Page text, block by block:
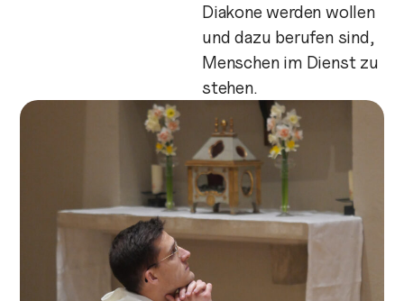
Diakone werden wollen
und dazu berufen sind,
Menschen im Dienst zu
stehen.